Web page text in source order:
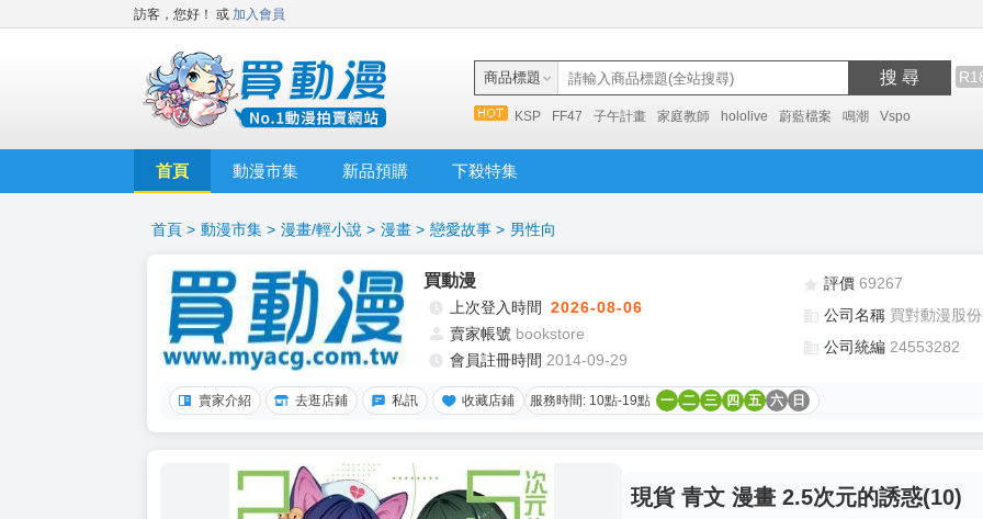
訪客，您好！ 或 加入會員
商品標題 搜 尋
KSP FF47 子午計畫 家庭教師 hololive 蔚藍檔案 鳴潮 Vspo
首頁 動漫市集 新品預購 下殺特集
首頁 > 動漫市集 > 漫畫/輕小說 > 漫畫 > 戀愛故事 > 男性向
買動漫
上次登入時間 2026-08-06
賣家帳號 bookstore
會員註冊時間 2014-09-29
評價 69267
公司名稱 買對動漫股
公司統編 24553282
賣家介紹 去逛店鋪 私訊 收藏店鋪 服務時間: 10點-19點 一 二 三 四 五 六 日
現貨 青文 漫畫 2.5次元的誘惑(10)